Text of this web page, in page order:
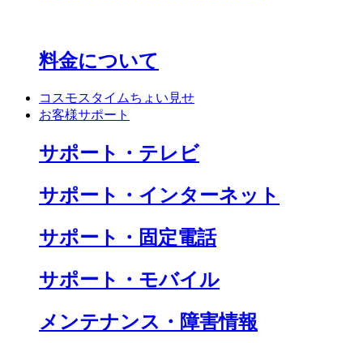
料金について
コスモスタイムちょい見せ
お客様サポート
サポート・テレビ
サポート・インターネット
サポート・固定電話
サポート・モバイル
メンテナンス・障害情報